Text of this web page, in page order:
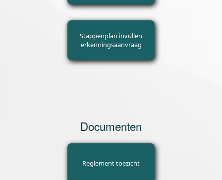
Stappenplan invullen
erkenningsaanvraag
Documenten
Reglement toezicht